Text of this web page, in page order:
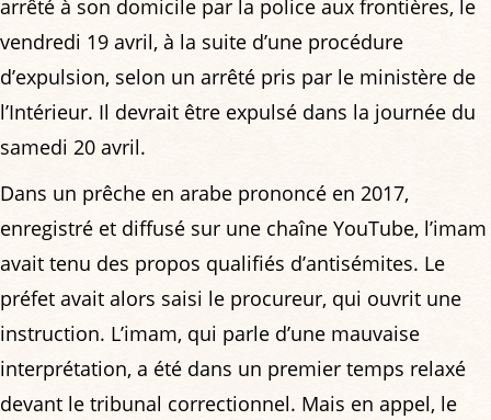
arrêté à son domicile par la police aux frontières, le
vendredi 19 avril, à la suite d’une procédure
d’expulsion, selon un arrêté pris par le ministère de
l’Intérieur. Il devrait être expulsé dans la journée du
samedi 20 avril.
Dans un prêche en arabe prononcé en 2017,
enregistré et diffusé sur une chaîne YouTube, l’imam
avait tenu des propos qualifiés d’antisémites. Le
préfet avait alors saisi le procureur, qui ouvrit une
instruction. L’imam, qui parle d’une mauvaise
interprétation, a été dans un premier temps relaxé
devant le tribunal correctionnel. Mais en appel, le